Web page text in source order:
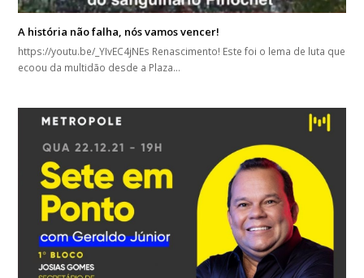
A história não falha, nós vamos vencer!
https://youtu.be/_YIvEC4jNEs Renascimento! Este foi o lema de luta que
ecoou da multidão desde a Plaza…